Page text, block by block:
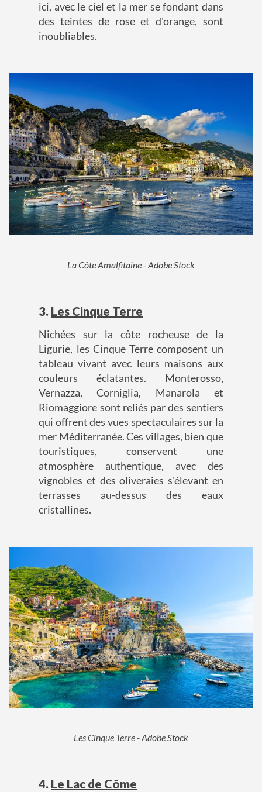
ici, avec le ciel et la mer se fondant dans
des teintes de rose et d'orange, sont
inoubliables.
La Côte Amalfitaine - Adobe Stock
3. Les Cinque Terre
Nichées sur la côte rocheuse de la
Ligurie, les Cinque Terre composent un
tableau vivant avec leurs maisons aux
couleurs éclatantes. Monterosso,
Vernazza, Corniglia, Manarola et
Riomaggiore sont reliés par des sentiers
qui offrent des vues spectaculaires sur la
mer Méditerranée. Ces villages, bien que
touristiques, conservent une
atmosphère authentique, avec des
vignobles et des oliveraies s'élevant en
terrasses au-dessus des eaux
cristallines.
Les Cinque Terre - Adobe Stock
4. Le Lac de Côme